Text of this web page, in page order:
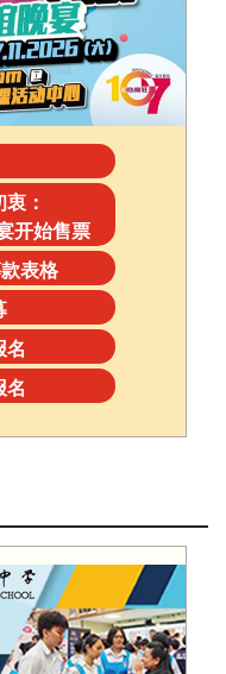
：
开始售票
表格
名
名